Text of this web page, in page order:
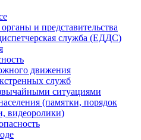
и представительства
служба (ЕДДС)
движения
служб
ситуациями
(памятки, порядок
видеоролики)